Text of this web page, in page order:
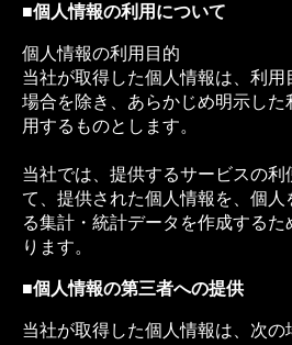
■個人情報の利用について
個人情報の利用目的
当社が取得した個人情報は、利用
場合を除き、あらかじめ明示し
用するものとします。
当社では、提供するサービスの利
て、提供された個人情報を、個人
る集計・統計データを作成する
ります。
■個人情報の第三者への提供
当社が取得した個人情報は、次